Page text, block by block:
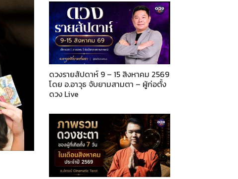
ดวงรายสัปดาห์ 9 – 15 สิงหาคม 2569
โดย อ.อาวุธ จับยามสามตา – ผู้ก่อตั้ง
ดวง Live